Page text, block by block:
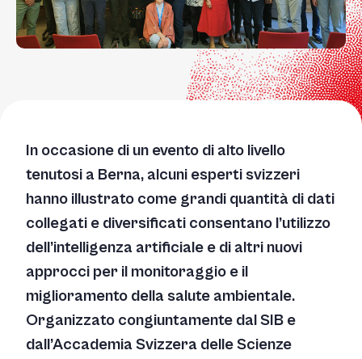
In occasione di un evento di alto livello
tenutosi a Berna, alcuni esperti svizzeri
hanno illustrato come grandi quantità di dati
collegati e diversificati consentano l’utilizzo
dell’intelligenza artificiale e di altri nuovi
approcci per il monitoraggio e il
miglioramento della salute ambientale.
Organizzato congiuntamente dal SIB e
dall’Accademia Svizzera delle Scienze